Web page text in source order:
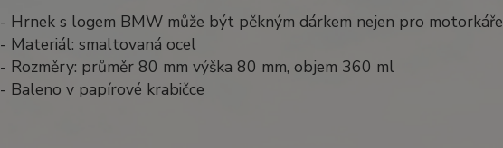
- Hrnek s logem BMW může být pěkným dárkem nejen pro motorkáře
- Materiál: smaltovaná ocel
- Rozměry: průměr 80 mm výška 80 mm, objem 360 ml
- Baleno v papírové krabičce